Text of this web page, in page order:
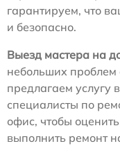
гарантируем, что
и безопасно.
Выезд мастера на
небольших
предлагаем
специалисты по
офис, чтобы
выполнить ремонт